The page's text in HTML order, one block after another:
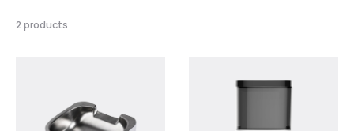
2 products